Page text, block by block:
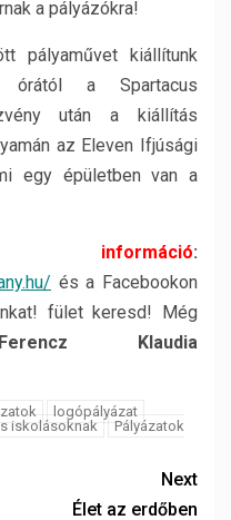
a pályázókra!
pályaművet kiállítunk
a Spartacus
után a kiállítás
az Eleven Ifjúsági
egy épületben van a
információ:
/ és a Facebookon
fület keresd! Még
Ferencz Klaudia
logópályázat
iskolásoknak
Pályázatok
Next
Élet az erdőben